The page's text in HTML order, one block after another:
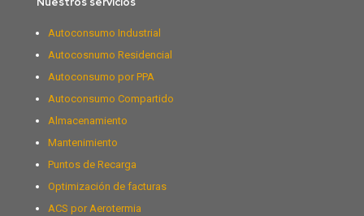
Autoconsumo Industrial
Autocosnumo Residencial
Autoconsumo por PPA
Autoconsumo Compartido
Almacenamiento
Mantenimiento
Puntos de Recarga
Optimización de facturas
ACS por Aerotermia